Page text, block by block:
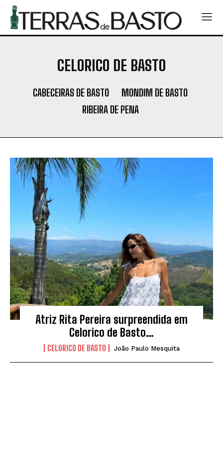
CELORICO DE BASTO
CABECEIRAS DE BASTO
MONDIM DE BASTO
RIBEIRA DE PENA
Atriz Rita Pereira surpreendida em
Celorico de Basto…
CELORICO DE BASTO João Paulo Mesquita